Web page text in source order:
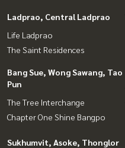
Ladprao, Central Ladprao
Life Ladprao
The Saint Residences
Bang Sue, Wong Sawang, Tao
Pun
The Tree Interchange
Chapter One Shine Bangpo
Sukhumvit, Asoke, Thonglor